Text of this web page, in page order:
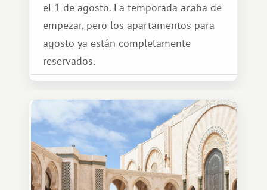
el 1 de agosto. La temporada acaba de
empezar, pero los apartamentos para
agosto ya están completamente
reservados.